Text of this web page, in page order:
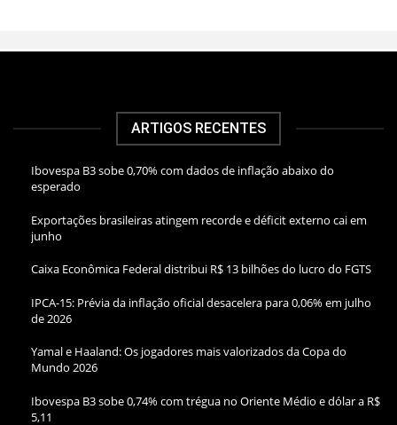
ARTIGOS RECENTES
Ibovespa B3 sobe 0,70% com dados de inflação abaixo do
esperado
Exportações brasileiras atingem recorde e déficit externo cai em
junho
Caixa Econômica Federal distribui R$ 13 bilhões do lucro do FGTS
IPCA-15: Prévia da inflação oficial desacelera para 0,06% em julho
de 2026
Yamal e Haaland: Os jogadores mais valorizados da Copa do
Mundo 2026
Ibovespa B3 sobe 0,74% com trégua no Oriente Médio e dólar a R$
5,11